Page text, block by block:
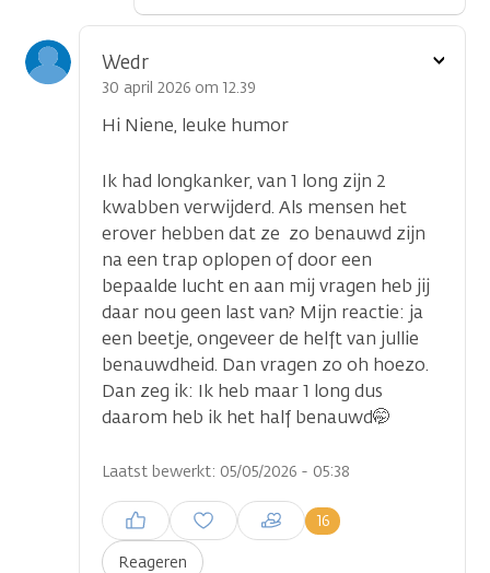
Wedr
30 april 2026 om 12.39
Hi Niene, leuke humor
Ik had longkanker, van 1 long zijn 2
kwabben verwijderd. Als mensen het
erover hebben dat ze zo benauwd zijn
na een trap oplopen of door een
bepaalde lucht en aan mij vragen heb jij
daar nou geen last van? Mijn reactie: ja
een beetje, ongeveer de helft van jullie
benauwdheid. Dan vragen zo oh hoezo.
Dan zeg ik: Ik heb maar 1 long dus
daarom heb ik het half benauwd🤭
Laatst bewerkt: 05/05/2026 - 05:38
Reageren
16
Inloggen om een reactie te
plaatsen
Toon